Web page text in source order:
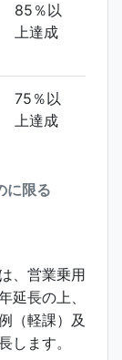
85％以
上達成
75％以
上達成
に限る
、営業乗用
延長の上、
（軽課）及
します。